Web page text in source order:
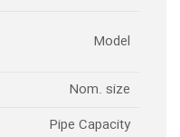
Model
Nom. size
Pipe Capacity